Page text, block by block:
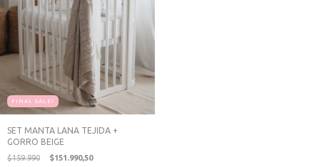
FINAL SALE!
SET MANTA LANA TEJIDA +
GORRO BEIGE
$159.990 $151.990,50